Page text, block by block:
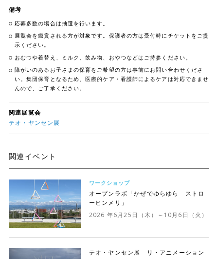
備考
応募多数の場合は抽選を行います。
展覧会を鑑賞される方が対象です。保護者の方は受付時にチケットをご提
示ください。
おむつや着替え、ミルク、飲み物、おやつなどはご持参ください。
障がいのあるお子さまの保育をご希望の方は事前にお問い合わせくださ
い。集団保育となるため、医療的ケア・看護師によるケアは対応できませ
んので、ご了承ください。
関連展覧会
テオ・ヤンセン展
関連イベント
ワークショップ
オープンラボ「かぜでゆらゆら ストロ
ーヒンメリ」
2026 年6月25日（木）～10月6日（火）
テオ・ヤンセン展 リ・アニメーション